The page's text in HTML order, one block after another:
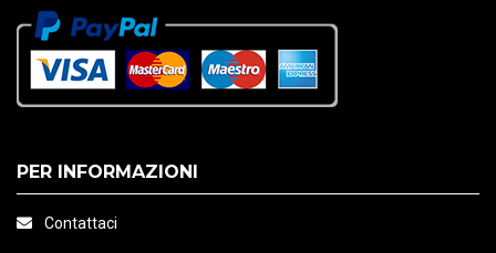
PER INFORMAZIONI
Contattaci